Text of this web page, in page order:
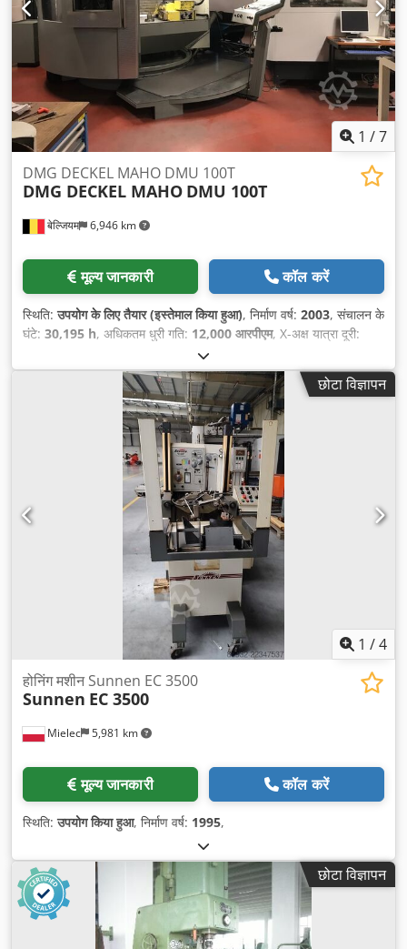
1 /7
बेल्जियम 6,946 km
DMG DECKEL MAHO DMU 100T
DMG DECKEL MAHO DMU 100T
मूल्य जानकारी कॉल करें
स्थिति:उपयोग के लिए तैयार (इस्तेमाल किया हुआ), निर्माण वर्ष: 2003, संचालन के
घंटे: 30,195 h, अधिकतम धुरी गति: 12,000 आरपीएम, X-अक्ष यात्रा दूरी:
635 मिमी
नियंत्रक निर्माता:HEIDENHAIN, कंट्रोलर मॉडल:Millplus IT, टूल
मैगज़ीन में स्लॉट की संख्या:32, धुरों की संख्या:5 , छोटा विज्ञापन
1 /4
Mielec 5,981 km
होनिंग मशीन Sunnen EC 3500
Sunnen EC 3500
मूल्य जानकारी कॉल करें
स्थिति:उपयोग किया हुआ, निर्माण वर्ष: 1995,
छोटा विज्ञापन